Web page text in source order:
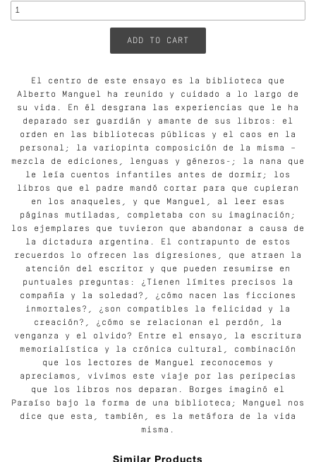
El centro de este ensayo es la biblioteca que
Alberto Manguel ha reunido y cuidado a lo largo de
su vida. En él desgrana las experiencias que le ha
deparado ser guardián y amante de sus libros: el
orden en las bibliotecas públicas y el caos en la
personal; la variopinta composición de la misma –
mezcla de ediciones, lenguas y géneros-; la nana que
le leía cuentos infantiles antes de dormir; los
libros que el padre mandó cortar para que cupieran
en los anaqueles, y que Manguel, al leer esas
páginas mutiladas, completaba con su imaginación;
los ejemplares que tuvieron que abandonar a causa de
la dictadura argentina. El contrapunto de estos
recuerdos lo ofrecen las digresiones, que atraen la
atención del escritor y que pueden resumirse en
puntuales preguntas: ¿Tienen límites precisos la
compañía y la soledad?, ¿cómo nacen las ficciones
inmortales?, ¿son compatibles la felicidad y la
creación?, ¿cómo se relacionan el perdón, la
venganza y el olvido? Entre el ensayo, la escritura
memorialística y la crónica cultural, combinación
que los lectores de Manguel reconocemos y
apreciamos, vivimos este viaje por las peripecias
que los libros nos deparan. Borges imaginó el
Paraíso bajo la forma de una biblioteca; Manguel nos
dice que esta, también, es la metáfora de la vida
misma.
Similar Products